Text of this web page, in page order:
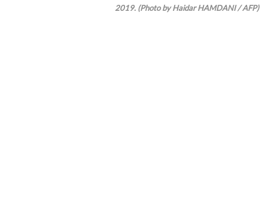
2019. (Photo by Haidar HAMDANI / AFP)